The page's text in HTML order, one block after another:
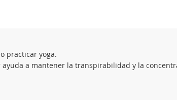
practicar yoga.
a mantener la transpirabilidad y la